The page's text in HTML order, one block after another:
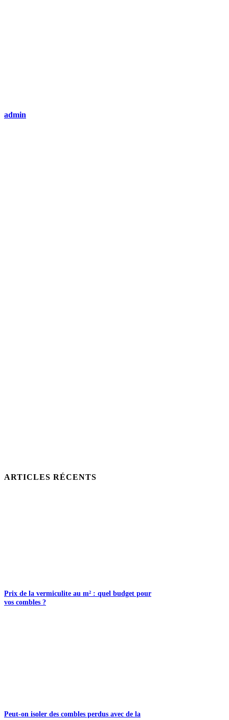
admin
ARTICLES RÉCENTS
Prix de la vermiculite au m² : quel budget pour
vos combles ?
Peut-on isoler des combles perdus avec de la